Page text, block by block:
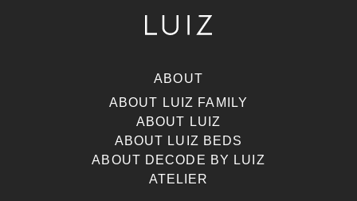
ABOUT
ABOUT LUIZ FAMILY
ABOUT LUIZ
ABOUT LUIZ BEDS
ABOUT DECODE BY LUIZ
ATELIER